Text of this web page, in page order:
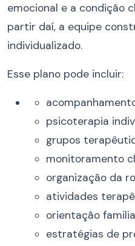
emocional e a condição
partir daí, a equipe
individualizado.
Esse plano pode incluir:
psicoterapia
grupos
monitoramento
organização da
atividades
orientação
estratégias de